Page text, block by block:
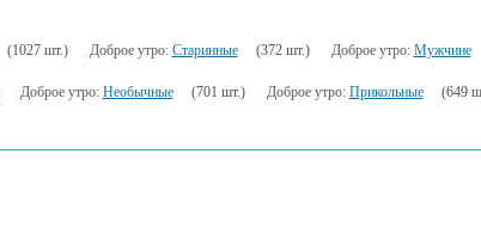
(1027 шт.) Доброе утро: Старинные (372 шт.) Доброе утро: Мужчине
Доброе утро: Необычные (701 шт.) Доброе утро: Прикольные (649